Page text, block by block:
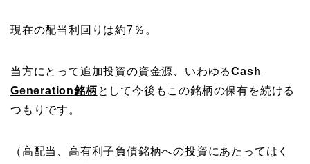
現在の配当利回りは約7％。
当方にとって追加投資の資金源、いわゆるCash
Generation銘柄 として今後もこの銘柄の保有を続ける
つもりです。
（高配当、高有利子負債銘柄への投資にあたってはく